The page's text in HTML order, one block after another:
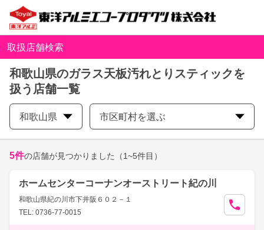
取扱店舗検索
和歌山県のガラス天板汚れとりスティックを
扱う店舗一覧
和歌山県 市区町村を選ぶ
5件の店舗が見つかりました （1~5件目）
ホームセンターコーナンオーストリート紀の川
和歌山県紀の川市下井阪６０２－１
TEL: 0736-77-0015